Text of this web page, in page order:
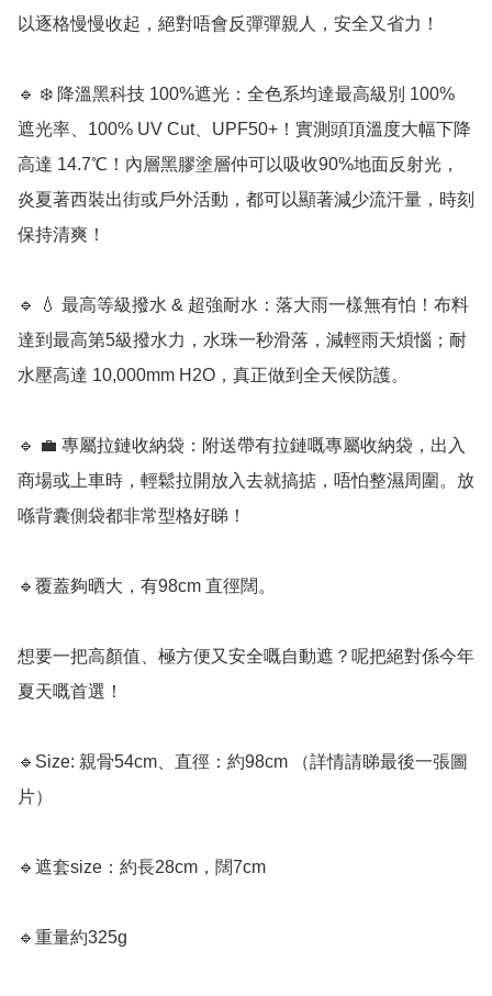
以逐格慢慢收起，絕對唔會反彈彈親人，安全又省力！
🔹 ❄️ 降溫黑科技 100%遮光：全色系均達最高級別 100%
遮光率、100% UV Cut、UPF50+！實測頭頂溫度大幅下降
高達 14.7℃！內層黑膠塗層仲可以吸收90%地面反射光，
炎夏著西裝出街或戶外活動，都可以顯著減少流汗量，時刻
保持清爽！
🔹 💧 最高等級撥水 & 超強耐水：落大雨一樣無有怕！布料
達到最高第5級撥水力，水珠一秒滑落，減輕雨天煩惱；耐
水壓高達 10,000mm H2O，真正做到全天候防護。
🔹 💼 專屬拉鏈收納袋：附送帶有拉鏈嘅專屬收納袋，出入
商場或上車時，輕鬆拉開放入去就搞掂，唔怕整濕周圍。放
喺背囊側袋都非常型格好睇！
🔹覆蓋夠晒大，有98cm 直徑闊。
想要一把高顏值、極方便又安全嘅自動遮？呢把絕對係今年
夏天嘅首選！
🔹Size: 親骨54cm、直徑：約98cm （詳情請睇最後一張圖
片）
🔹遮套size：約長28cm，闊7cm
🔹重量約325g